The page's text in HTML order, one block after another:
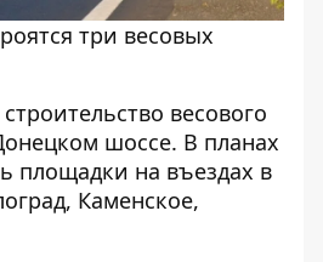
три весовых
весового
шоссе. В планах
площадки на въездах в
Каменское,